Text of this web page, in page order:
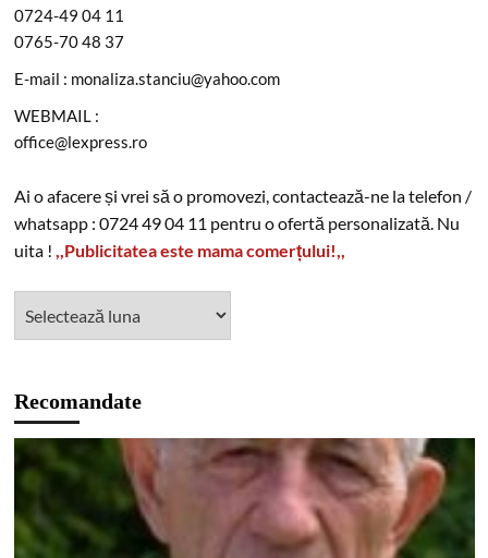
0724-49 04 11
0765-70 48 37
E-mail : monaliza.stanciu@yahoo.com
WEBMAIL :
office@lexpress.ro
Ai o afacere și vrei să o promovezi, contactează-ne la telefon /
whatsapp : 0724 49 04 11 pentru o ofertă personalizată. Nu
uita ! ,,Publicitatea este mama comerțului!,,
Recomandate